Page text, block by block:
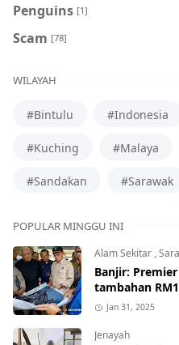
Penguins [1]
Scam [78]
WILAYAH
#Bintulu #Indonesia
#Kuching #Malaya
#Sandakan #Sarawak
POPULAR MINGGU INI
Alam Sekitar,
Banjir:
tambahan
Jan 31, 2025
Jenayah